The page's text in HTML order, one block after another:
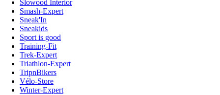
Slowood Interior
Smash-Expert
Sneak'In
Sneakids
Sport is good
Training-Fit
Trek-Expert
Triathlon-Expert
TripnBikers
Vélo-Store
Winter-Expert